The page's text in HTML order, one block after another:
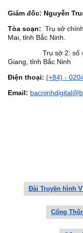
Giám đốc: Nguyễn
Tòa soạn: Trụ sở
Mai, tỉnh Bắc Ninh.
Trụ sở 2: số 49
Giang, tỉnh Bắc Ninh
Điện thoại: (+84) -
Email:
Đài Truyền hình
Cổng